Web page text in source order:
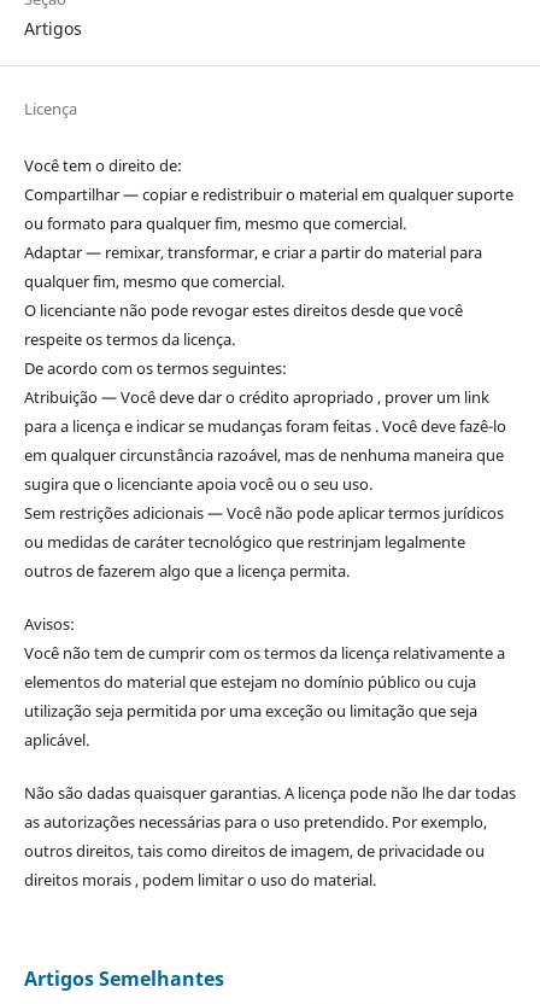
Artigos
Licença
Você tem o direito de:
Compartilhar — copiar e redistribuir o material em qualquer suporte
ou formato para qualquer fim, mesmo que comercial.
Adaptar — remixar, transformar, e criar a partir do material para
qualquer fim, mesmo que comercial.
O licenciante não pode revogar estes direitos desde que você
respeite os termos da licença.
De acordo com os termos seguintes:
Atribuição — Você deve dar o crédito apropriado , prover um link
para a licença e indicar se mudanças foram feitas . Você deve fazê-lo
em qualquer circunstância razoável, mas de nenhuma maneira que
sugira que o licenciante apoia você ou o seu uso.
Sem restrições adicionais — Você não pode aplicar termos jurídicos
ou medidas de caráter tecnológico que restrinjam legalmente
outros de fazerem algo que a licença permita.
Avisos:
Você não tem de cumprir com os termos da licença relativamente a
elementos do material que estejam no domínio público ou cuja
utilização seja permitida por uma exceção ou limitação que seja
aplicável.
Não são dadas quaisquer garantias. A licença pode não lhe dar todas
as autorizações necessárias para o uso pretendido. Por exemplo,
outros direitos, tais como direitos de imagem, de privacidade ou
direitos morais , podem limitar o uso do material.
Artigos Semelhantes